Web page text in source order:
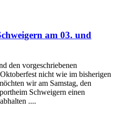
am 03. und
den vorgeschriebenen
nicht wie im bisherigen
wir am Samstag, den
Schweigern einen
....